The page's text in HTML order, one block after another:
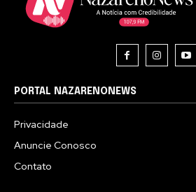
PORTAL NAZARENONEWS
Privacidade
Anuncie Conosco
Contato